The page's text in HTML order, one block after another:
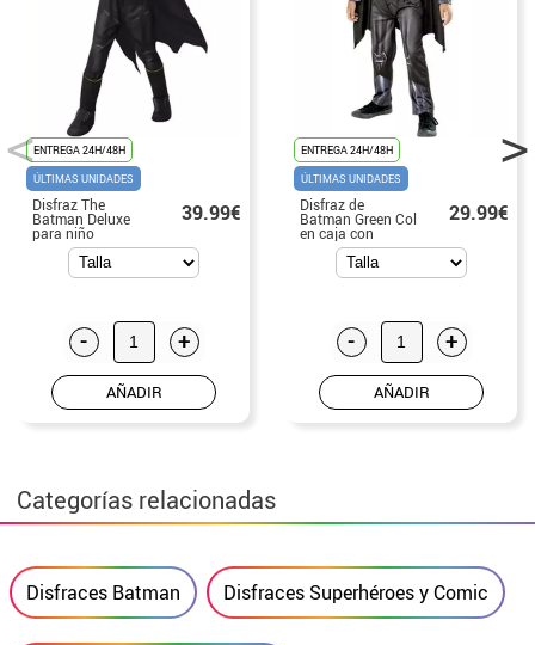
ENTREGA 24H/48H
ÚLTIMAS UNIDADES
Disfraz The
Batman Deluxe
para niño
39.99€
- +
AÑADIR
ENTREGA 24H/48H
ÚLTIMAS UNIDADES
Disfraz de
Batman Green Col
en caja con
máscara para
29.99€
- +
AÑADIR
Categorías relacionadas
Disfraces Batman Disfraces Superhéroes y Comic